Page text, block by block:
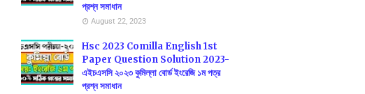
প্রশ্ন সমাধান
August 22, 2023
Hsc 2023 Comilla English 1st
Paper Question Solution 2023-
এইচএসসি ২০২৩ কুমিল্লা বোর্ড ইংরেজি ১ম পত্র
প্রশ্ন সমাধান